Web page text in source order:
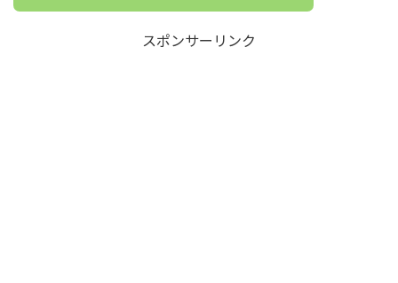
スポンサーリンク